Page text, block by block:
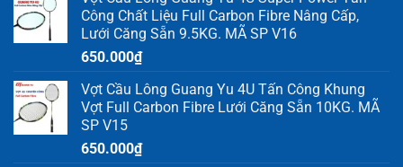
Công Chất Liệu Full Carbon Fibre Nâng Cấp,
Lưới Căng Sẵn 9.5KG. MÃ SP V16
650.000₫
Vợt Cầu Lông Guang Yu 4U Tấn Công Khung
Vợt Full Carbon Fibre Lưới Căng Sẵn 10KG. MÃ
SP V15
650.000₫